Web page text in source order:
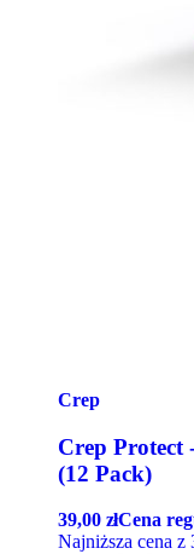
Crep
Crep Protect
(12 Pack)
39,00 złCena
Najniższa cena z